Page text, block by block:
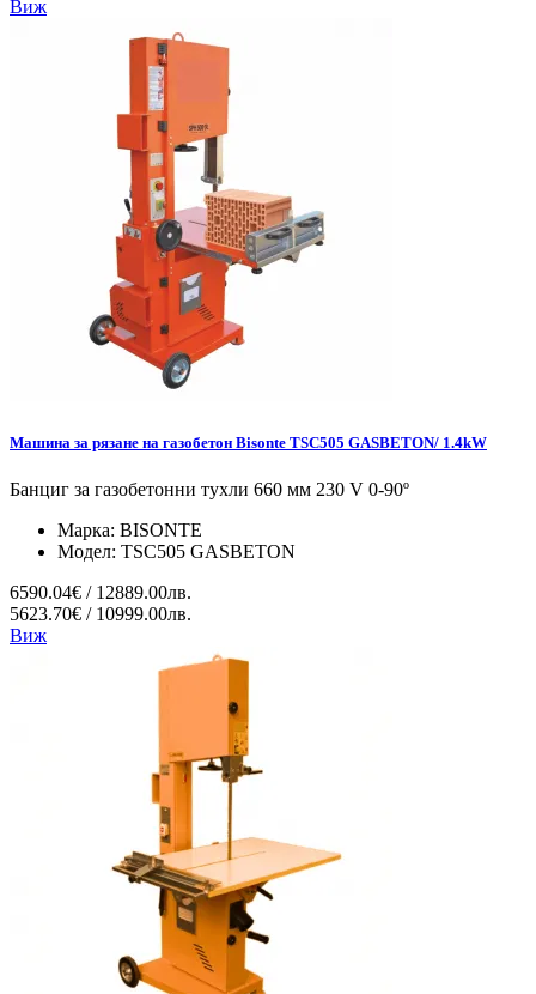
Виж
Машина за рязане на газобетон Bisonte TSC505 GASBETON/ 1.4kW
Банциг за газобетонни тухли 660 мм 230 V 0-90º
Марка: BISONTE
Модел: TSC505 GASBETON
6590.04€ / 12889.00лв.
5623.70€ / 10999.00лв.
Виж